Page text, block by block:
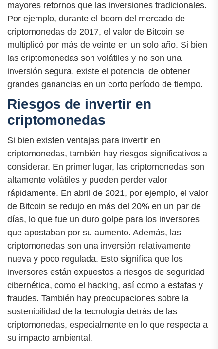
mayores retornos que las inversiones tradicionales.
Por ejemplo, durante el boom del mercado de
criptomonedas de 2017, el valor de Bitcoin se
multiplicó por más de veinte en un solo año. Si bien
las criptomonedas son volátiles y no son una
inversión segura, existe el potencial de obtener
grandes ganancias en un corto período de tiempo.
Riesgos de invertir en
criptomonedas
Si bien existen ventajas para invertir en
criptomonedas, también hay riesgos significativos a
considerar. En primer lugar, las criptomonedas son
altamente volátiles y pueden perder valor
rápidamente. En abril de 2021, por ejemplo, el valor
de Bitcoin se redujo en más del 20% en un par de
días, lo que fue un duro golpe para los inversores
que apostaban por su aumento. Además, las
criptomonedas son una inversión relativamente
nueva y poco regulada. Esto significa que los
inversores están expuestos a riesgos de seguridad
cibernética, como el hacking, así como a estafas y
fraudes. También hay preocupaciones sobre la
sostenibilidad de la tecnología detrás de las
criptomonedas, especialmente en lo que respecta a
su impacto ambiental.